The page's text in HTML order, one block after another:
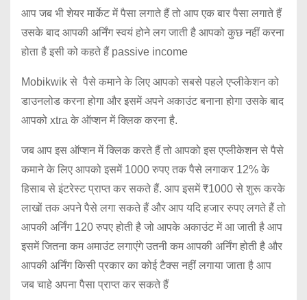
आप जब भी शेयर मार्केट में पैसा लगाते हैं तो आप एक बार पैसा लगाते हैं
उसके बाद आपकी अर्निंग स्वयं होने लग जाती है आपको कुछ नहीं करना
होता है इसी को कहते हैं passive income
Mobikwik से पैसे कमाने के लिए आपको सबसे पहले एप्लीकेशन को
डाउनलोड करना होगा और इसमें अपने अकाउंट बनाना होगा उसके बाद
आपको xtra के ऑप्शन में क्लिक करना है.
जब आप इस ऑप्शन में क्लिक करते हैं तो आपको इस एप्लीकेशन से पैसे
कमाने के लिए आपको इसमें 1000 रुपए तक पैसे लगाकर 12% के
हिसाब से इंटरेस्ट प्राप्त कर सकते हैं. आप इसमें ₹1000 से शुरू करके
लाखों तक अपने पैसे लगा सकते हैं और आप यदि हजार रुपए लगते हैं तो
आपकी अर्निंग 120 रुपए होती है जो आपके अकाउंट में आ जाती है आप
इसमें जितना कम अमाउंट लगाएंगे उतनी कम आपकी अर्निंग होती है और
आपकी अर्निंग किसी प्रकार का कोई टैक्स नहीं लगाया जाता है आप
जब चाहे अपना पैसा प्राप्त कर सकते हैं